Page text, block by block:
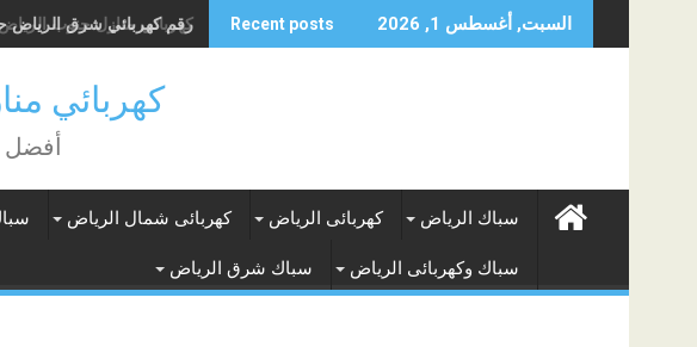
to
السبت, أغسطس 1, 2026 Recent posts رقم كهربائي شرق الرياض حى
كهربائي منازل جنوب الرياض حى
كهربائي منازل
أفضل
سباك الرياض كهربائى الرياض كهربائى شمال الرياض
سباك وكهربائى الرياض سباك شرق الرياض